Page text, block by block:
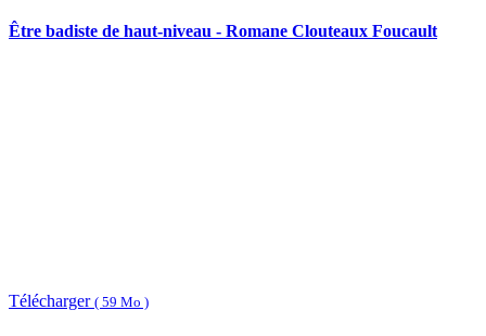
Être badiste de haut-niveau - Romane Clouteaux Foucault
Télécharger ( 59 Mo )